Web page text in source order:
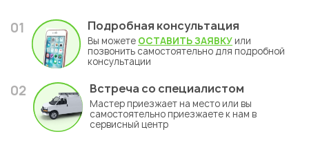
01 Подробная консультация
Вы можете ОСТАВИТЬ ЗАЯВКУ или
позвонить самостоятельно для подробной
консультации
02 Встреча со специалистом
Мастер приезжает на место или вы
самостоятельно приезжаете к нам в
сервисный центр